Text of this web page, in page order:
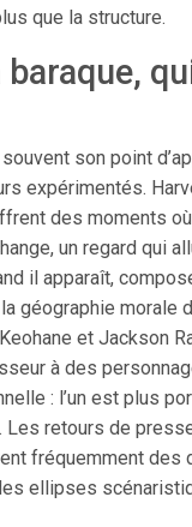
que la structure.
son point
expérimentés.
des moments
un regard qui
il apparaît,
géographie morale
et Jackson
à des
: l’un est plus
Les retours de
fréquemment des
ellipses